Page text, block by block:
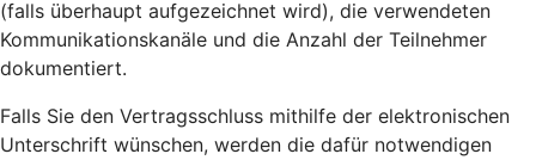
(falls überhaupt aufgezeichnet wird), die verwendeten
Kommunikationskanäle und die Anzahl der Teilnehmer
dokumentiert.
Falls Sie den Vertragsschluss mithilfe der elektronischen
Unterschrift wünschen, werden die dafür notwendigen